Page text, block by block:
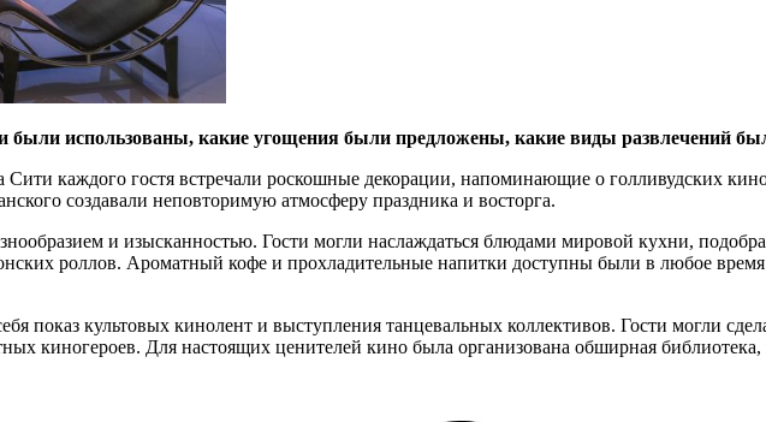
были использованы, какие угощения были предложены, какие виды развлечений
каждого гостя встречали роскошные декорации, напоминающие о голливудских
создавали неповторимую атмосферу праздника и восторга.
и изысканностью. Гости могли наслаждаться блюдами мировой кухни,
роллов. Ароматный кофе и прохладительные напитки доступны были в любое
показ культовых кинолент и выступления танцевальных коллективов. Гости могли
киногероев. Для настоящих ценителей кино была организована обширная